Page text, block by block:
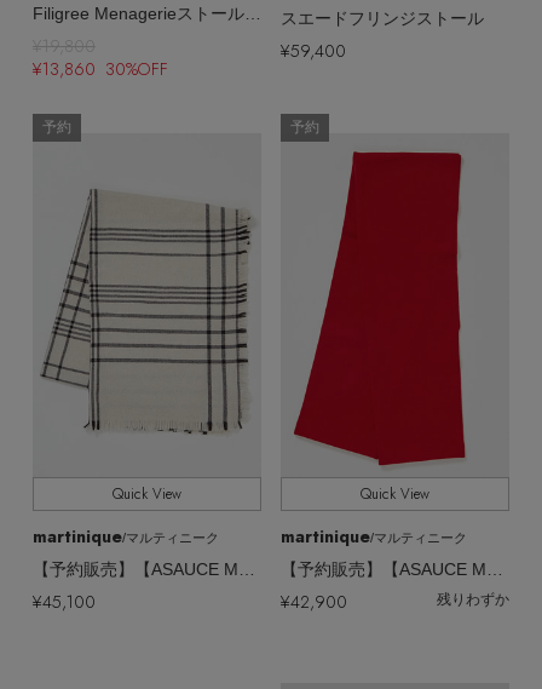
Filigree Menagerieストール 約120cmx約120cm
¥19,800
¥13,860 30%OFF
スエードフリンジストール
¥59,400
予約
Quick View
martinique/マルティニーク
¥45,100
予約
Quick View
martinique/マルティニーク
¥42,900 残りわずか